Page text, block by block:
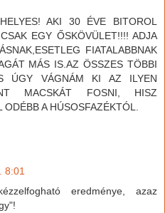
AKI 30 ÉVE BITOROL
EGY ŐSKÖVÜLET!!!! ADJA
FIATALABBNAK
MÁS IS.AZ ÖSSZES TÖBBI
ÚGY VÁGNÁM KI AZ ILYEN
MACSKÁT FOSNI, HISZ
A HÚSOSFAZÉKTÓL.
8:01
eredménye, azaz